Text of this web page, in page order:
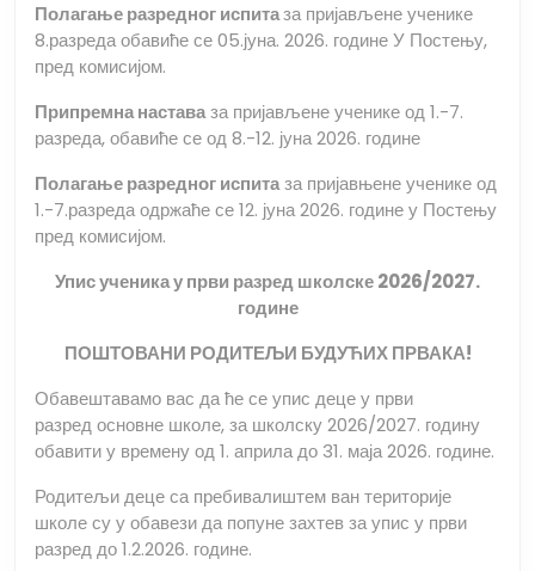
Полагање разредног испитаза пријављене ученике
8.разреда обавиће се 05.јуна. 2026. године У Постењу,
пред комисијом.
Припремна наставаза пријављене ученике од 1.-7.
разреда, обавиће се од 8.-12. јуна 2026. године
Полагање разредног испитаза пријавњене ученике од
1.-7.разреда одржаће се 12. јуна 2026. године у Постењу
пред комисијом.
Упис ученика у први разред школске 2026/2027.
године
ПОШТОВАНИ РОДИТЕЉИ БУДУЋИХ ПРВАКА!
Обавештавамо вас да ће се упис деце у први
разред основне школе, за школску 2026/2027. годину
обавити у времену од 1. априла до 31. маја 2026. године.
Родитељи деце са пребивалиштем ван територије
школе су у обавези да попуне захтев за упис у први
разред до 1.2.2026. године.